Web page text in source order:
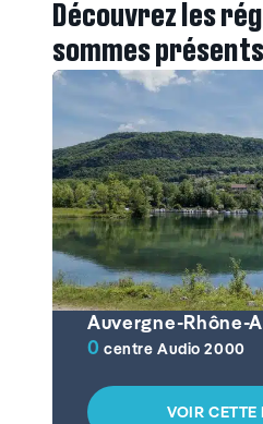
Découvrez les
sommes présents
Auvergne-Rhône-
0 centre Audio 2000
VOIR CETTE